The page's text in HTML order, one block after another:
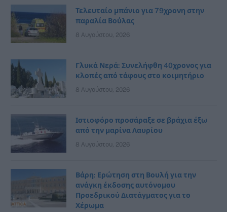
Τελευταίο μπάνιο για 79χρονη στην
παραλία Βούλας
8 Αυγούστου, 2026
Γλυκά Νερά: Συνελήφθη 40χρονος για
κλοπές από τάφους στο κοιμητήριο
8 Αυγούστου, 2026
Ιστιοφόρο προσάραξε σε βράχια έξω
από την μαρίνα Λαυρίου
8 Αυγούστου, 2026
Βάρη: Ερώτηση στη Βουλή για την
ανάγκη έκδοσης αυτόνομου
Προεδρικού Διατάγματος για το
Χέρωμα